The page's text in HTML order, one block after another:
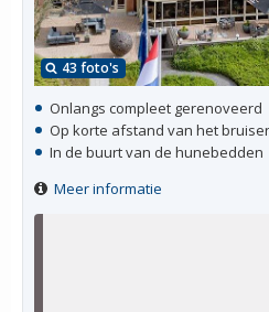
43 foto's
Onlangs compleet gerenoveerd
Op korte afstand van het
In de buurt van de hunebedden
Meer informatie